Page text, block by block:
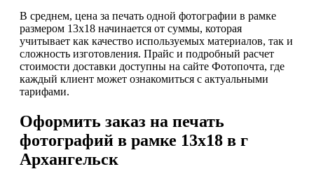
В среднем, цена за печать одной фотографии в рамке
размером 13х18 начинается от суммы, которая
учитывает как качество используемых материалов, так и
сложность изготовления. Прайс и подробный расчет
стоимости доставки доступны на сайте Фотопочта, где
каждый клиент может ознакомиться с актуальными
тарифами.
Оформить заказ на печать
фотографий в рамке 13х18 в г
Архангельск